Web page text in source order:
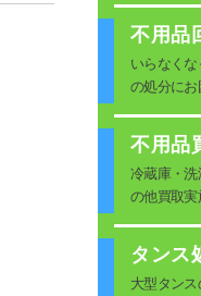
不用品
いらなく
の処分にお
不用品
冷蔵庫・
の他買取実
タンス
大型タン